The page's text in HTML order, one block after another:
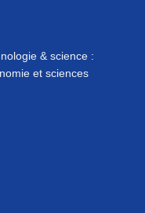
& science :
et sciences